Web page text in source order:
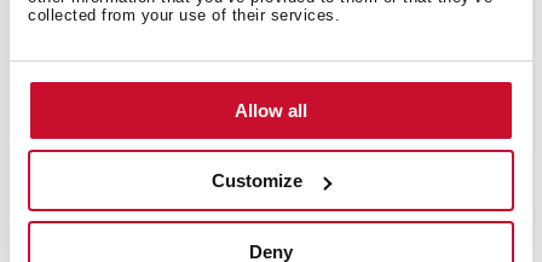
collected from your use of their services.
Allow all
Customize
Deny